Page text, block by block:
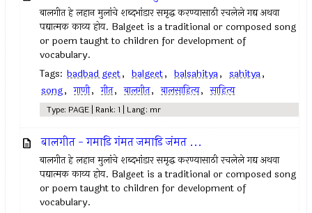
बालगीत हे लहान मुलांचे शब्दभांडार समृद्ध करण्यासाठी रचलेले गद्य अथवा
पद्यात्मक काव्य होय. Balgeet is a traditional or composed song
or poem taught to children for development of
vocabulary.
Tags: badbad geet, balgeet, balsahitya, sahitya,
song, गाणी, गीत, बालगीत, बालसाहित्य, साहित्य
Type: PAGE | Rank: 1 | Lang: mr
बालगीत - गमाडि गंमत जमाडि जंमत ...
बालगीत हे लहान मुलांचे शब्दभांडार समृद्ध करण्यासाठी रचलेले गद्य अथवा
पद्यात्मक काव्य होय. Balgeet is a traditional or composed song
or poem taught to children for development of
vocabulary.